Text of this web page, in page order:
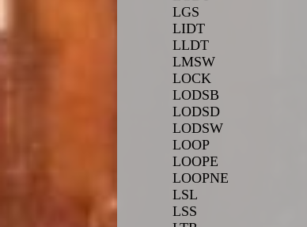
LGS
LIDT
LLDT
LMSW
LOCK
LODSB
LODSD
LODSW
LOOP
LOOPE
LOOPNE
LSL
LSS